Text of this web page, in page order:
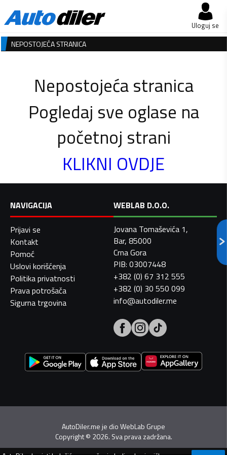
Uloguj se
NEPOSTOJEĆA STRANICA
Nepostojeća stranica
Pogledaj sve oglase na
početnoj strani
KLIKNI OVDJE
NAVIGACIJA
Prijavi se
Kontakt
Pomoć
Uslovi korišćenja
Politika privatnosti
Prava potrošača
Sigurna trgovina
WEBLAB D.O.O.
Jovana Tomaševića 1,
Bar, 85000
Crna Gora
PIB: 03007448
+382 (0) 67 312 555
+382 (0) 30 550 099
info@autodiler.me
AutoDiler.me je dioWebLab Grupe
Copyright© 2026. Sva prava zadržana.